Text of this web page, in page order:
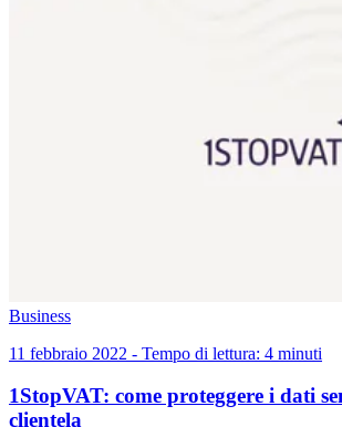
Business
11 febbraio 2022 - Tempo di lettura: 4 minuti
1StopVAT: come proteggere i dati
clientela